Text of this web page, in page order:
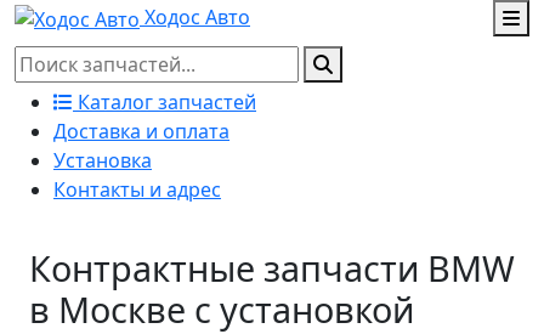
Ходос Авто
Каталог запчастей
Доставка и оплата
Установка
Контакты и адрес
Контрактные запчасти BMW
в Москве с установкой